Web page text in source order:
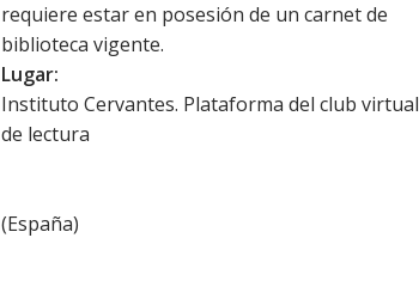
requiere estar en posesión de un carnet de
biblioteca vigente.
Lugar:
Instituto Cervantes. Plataforma del club virtual
de lectura
(España)